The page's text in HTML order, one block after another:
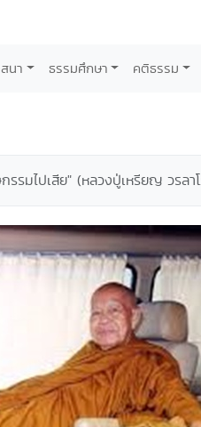
นา ธรรมศึกษา คติธรรม
กรรมไปเสีย" (หลวงปู่เหรียญ วรลา